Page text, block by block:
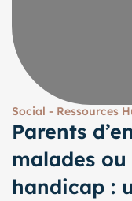
Social - Ressources
Parents
malades
handicap :